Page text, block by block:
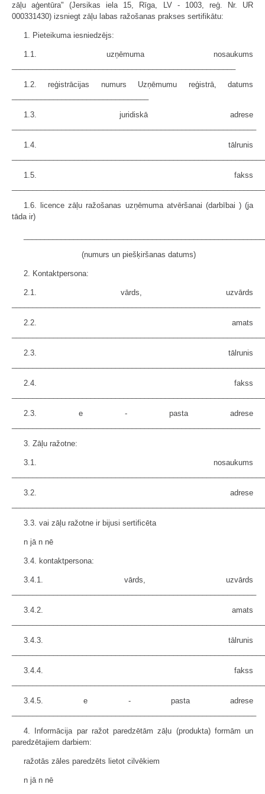
zāļu aģentūra" (Jersikas iela 15, Rīga, LV - 1003, reģ. Nr. UR
000331430) izsniegt zāļu labas ražošanas prakses sertifikātu:
1. Pieteikuma iesniedzējs:
1.1. uzņēmuma nosaukums
1.2. reģistrācijas numurs Uzņēmumu reģistrā, datums
1.3. juridiskā adrese
1.4. tālrunis
1.5. fakss
1.6. licence zāļu ražošanas uzņēmuma atvēršanai (darbībai ) (ja
tāda ir)
(numurs un piešķiršanas datums)
2. Kontaktpersona:
2.1. vārds, uzvārds
2.2. amats
2.3. tālrunis
2.4. fakss
2.3. e - pasta adrese
3. Zāļu ražotne:
3.1. nosaukums
3.2. adrese
3.3. vai zāļu ražotne ir bijusi sertificēta
n jā n nē
3.4. kontaktpersona:
3.4.1. vārds, uzvārds
3.4.2. amats
3.4.3. tālrunis
3.4.4. fakss
3.4.5. e - pasta adrese
4. Informācija par ražot paredzētām zāļu (produkta) formām un
paredzētajiem darbiem:
ražotās zāles paredzēts lietot cilvēkiem
n jā n nē